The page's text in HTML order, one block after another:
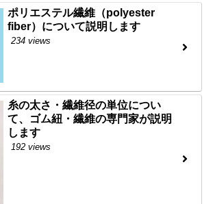
ポリエステル繊維（polyester
fiber）について説明します
234 views
糸の太さ・繊維径の単位につい
て、ゴム紐・繊維の専門家が説明
します
192 views